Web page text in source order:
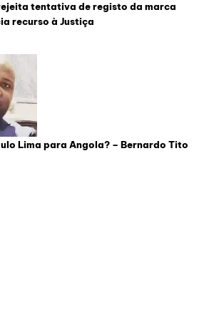
tentativa de registo da marca
recurso à Justiça
Lima para Angola? – Bernardo Tito